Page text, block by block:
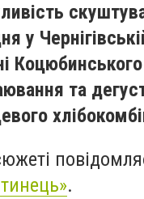
у
Коцюбинського
та
.